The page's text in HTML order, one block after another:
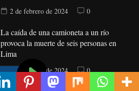
2 de febrero de 2024 0
La caída de una camioneta a un río
provoca la muerte de seis personas en
Lima
2 de febrero de 2024 0